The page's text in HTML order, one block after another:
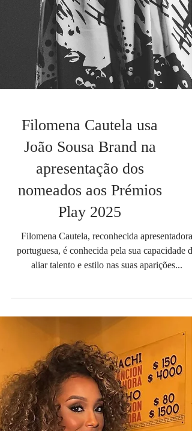
Filomena Cautela usa
João Sousa Brand na
apresentação dos
Play 2025
Filomena Cautela, reconhecida apresentadora
portuguesa, é conhecida pela sua capacidade de
aliar talento e estilo nas suas aparições...